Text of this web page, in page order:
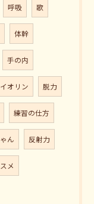
呼吸 歌
体幹
手の内
オリン 脱力
練習の仕方
ん 反射力
メ